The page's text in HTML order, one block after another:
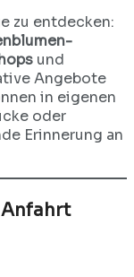
zu entdecken:
und
Angebote
in eigenen
oder
Erinnerung an